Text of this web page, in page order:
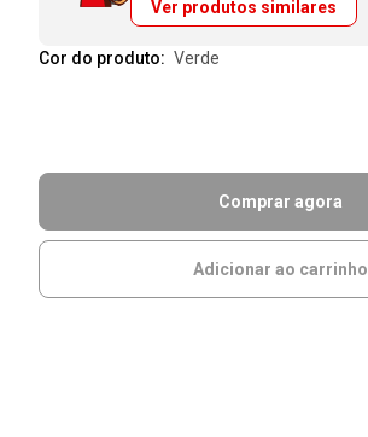
Ver produtos similares
Cor do produto: verde
Comprar agora
Adicionar ao carrinho